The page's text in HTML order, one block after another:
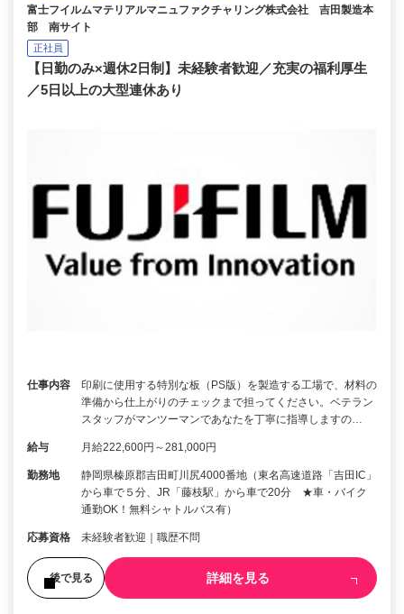
富士フイルムマテリアルマニュファクチャリング株式会社 吉田製造本
部 南サイト
正社員
【日勤のみ×週休2日制】未経験者歓迎／充実の福利厚生
／5日以上の大型連休あり
仕事内容
印刷に使用する特別な板（PS版）を製造する工場で、材料の
準備から仕上がりのチェックまで担ってください。ベテラン
スタッフがマンツーマンであなたを丁寧に指導しますの…
給与 月給222,600円～281,000円
勤務地
静岡県榛原郡吉田町川尻4000番地（東名高速道路「吉田IC」
から車で５分、JR「藤枝駅」から車で20分 ★車・バイク
通勤OK！無料シャトルバス有）
応募資格 未経験者歓迎｜職歴不問
後で見る 詳細を見る